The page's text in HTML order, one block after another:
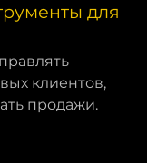
для
клиентов,
продажи.